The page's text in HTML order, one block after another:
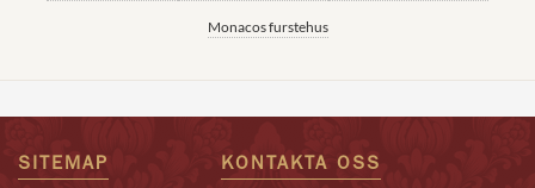
Monacos furstehus
SITEMAP KONTAKTA OSS